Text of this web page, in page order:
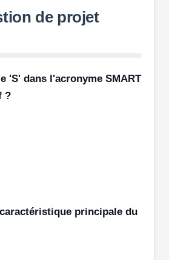
de projet
'S' dans l'acronyme SMART
?
principale du